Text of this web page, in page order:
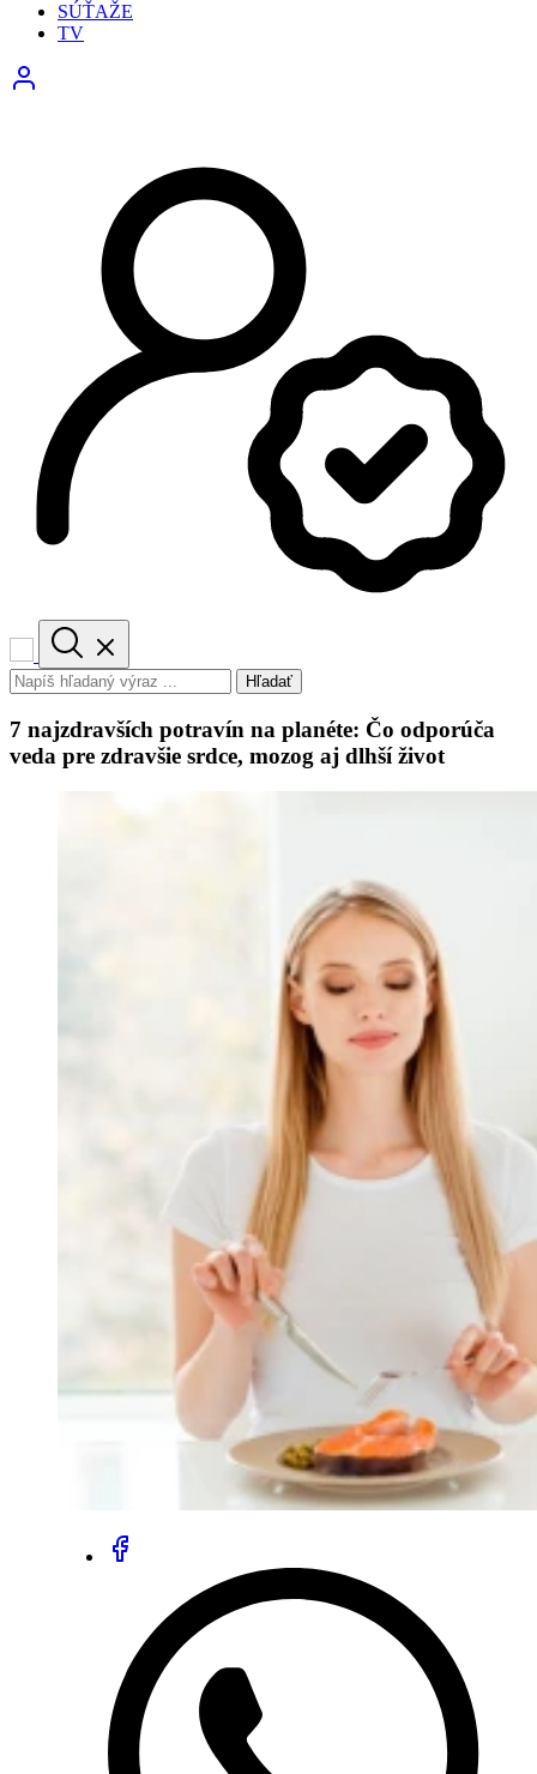
SÚŤAŽE
TV
Hľadať
7 najzdravších potravín na planéte: Čo odporúča
veda pre zdravšie srdce, mozog aj dlhší život